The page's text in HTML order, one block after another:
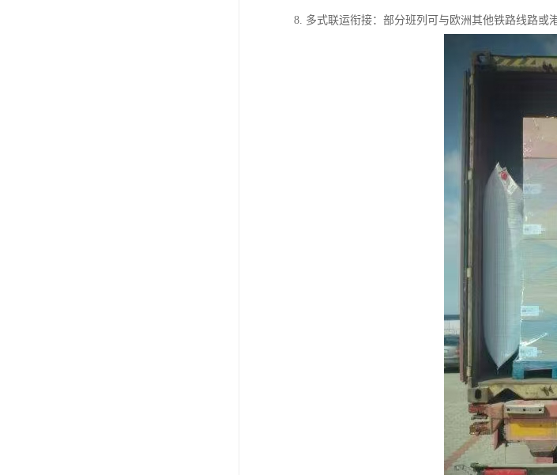
8. 多式联运衔接：部分班列可与欧洲其他铁路线路或